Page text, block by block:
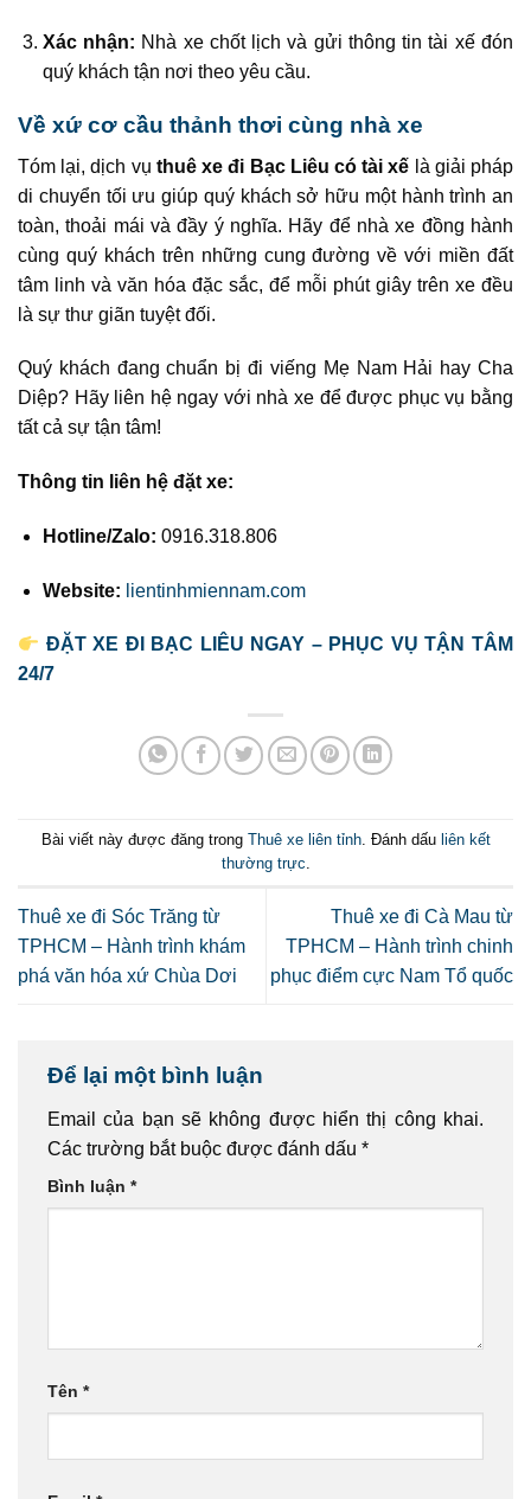
Xác nhận: Nhà xe chốt lịch và gửi thông tin tài xế đón
quý khách tận nơi theo yêu cầu.
Về xứ cơ cầu thảnh thơi cùng nhà xe
Tóm lại, dịch vụ thuê xe đi Bạc Liêu có tài xế là giải pháp
di chuyển tối ưu giúp quý khách sở hữu một hành trình an
toàn, thoải mái và đầy ý nghĩa. Hãy để nhà xe đồng hành
cùng quý khách trên những cung đường về với miền đất
tâm linh và văn hóa đặc sắc, để mỗi phút giây trên xe đều
là sự thư giãn tuyệt đối.
Quý khách đang chuẩn bị đi viếng Mẹ Nam Hải hay Cha
Diệp? Hãy liên hệ ngay với nhà xe để được phục vụ bằng
tất cả sự tận tâm!
Thông tin liên hệ đặt xe:
Hotline/Zalo: 0916.318.806
Website: lientinhmiennam.com
ĐẶT XE ĐI BẠC LIÊU NGAY – PHỤC VỤ TẬN TÂM
24/7
Bài viết này được đăng trong Thuê xe liên tỉnh. Đánh dấu liên kết
thường trực
Thuê xe đi Sóc Trăng từ
TPHCM – Hành trình khám
phá văn hóa xứ Chùa Dơi
Thuê xe đi Cà Mau từ
TPHCM – Hành trình chinh
phục điểm cực Nam Tổ quốc
Để lại một bình luận
Email của bạn sẽ không được hiển thị công khai.
Các trường bắt buộc được đánh dấu *
Bình luận *
Tên *